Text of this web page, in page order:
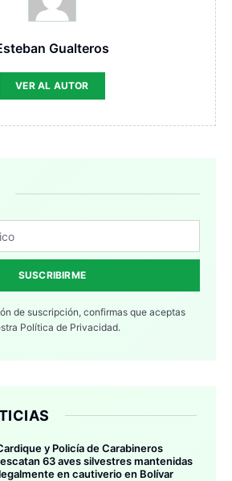
Gualteros
VER AL AUTOR
SUSCRIBIRME
de suscripción, confirmas que aceptas
Política de Privacidad.
y Policía de Carabineros
63 aves silvestres mantenidas
en cautiverio en Bolívar